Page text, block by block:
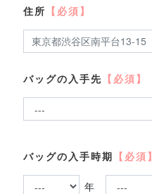
住所 【必須】
バッグの入手先 【必須】
バッグの入手時期 【必須】
年